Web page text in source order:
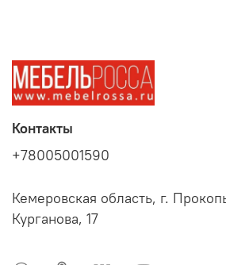
Контакты
+78005001590
Кемеровская область, г.
Курганова, 17